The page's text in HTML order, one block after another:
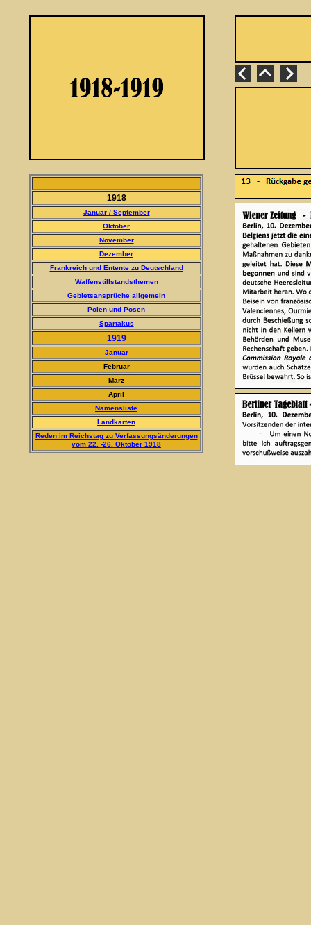
1918
Januar / September
Oktober
November
Dezember
Frankreich und Entente zu Deutschland
Waffenstillstandsthemen
Gebietsansprüche allgemein
Polen und Posen
Spartakus
1919
Januar
Februar
März
April
Namensliste
Landkarten
Reden im Reichstag zu Verfassungsänderungen
vom 22. -26. Oktober 1918